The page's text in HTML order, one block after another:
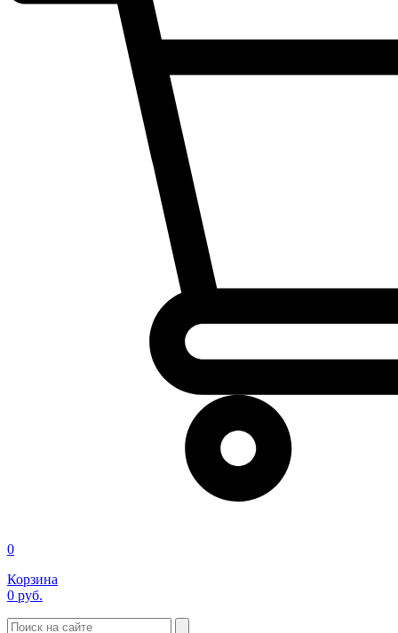
0
Корзина
0 руб.